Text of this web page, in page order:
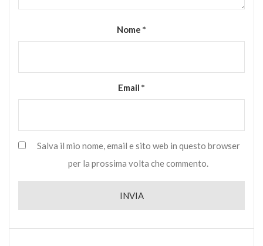
Nome *
Email *
Salva il mio nome, email e sito web in questo browser
per la prossima volta che commento.